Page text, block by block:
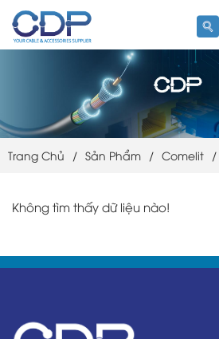
Trang Chủ / Sản Phẩm / Comelit /
Không tìm thấy dữ liệu nào!